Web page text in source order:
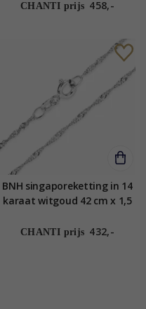
CHANTI prijs 458,-
BNH singaporeketting in 14
karaat witgoud 42 cm x 1,5
CHANTI prijs 432,-